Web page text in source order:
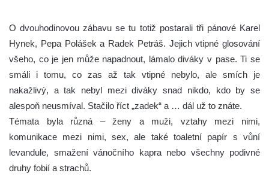
O dvouhodinovou zábavu se tu totiž postarali tři pánové Karel
Hynek, Pepa Polášek a Radek Petráš. Jejich vtipné glosování
všeho, co je jen může napadnout, lámalo diváky v pase. Ti se
smáli i tomu, co zas až tak vtipné nebylo, ale smích je
nakažlivý, a tak nebyl mezi diváky snad nikdo, kdo by se
alespoň neusmíval. Stačilo říct „zadek“ a … dál už to znáte.
Témata byla různá – ženy a muži, vztahy mezi nimi,
komunikace mezi nimi, sex, ale také toaletní papír s vůní
levandule, smažení vánočního kapra nebo všechny podivné
druhy fobií a strachů.